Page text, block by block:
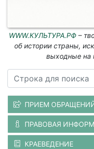
WWW.КУЛЬТУРА.РФ–
об истории страны,
выходные на
ПРИЕМ
ПРАВОВАЯ
КРАЕВЕДЕНИЕ